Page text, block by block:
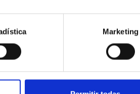
Marketing